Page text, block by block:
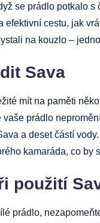
se prádlo potkalo
efektivní cestu, jak
na kouzlo –
Sava
mít na paměti
prádlo
a deset částí vody.
kamaráda, co
použití
prádlo,